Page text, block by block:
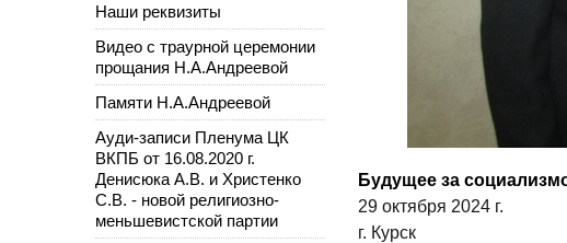
Будущее за
29 октября 2024 г.
г. Курск
Наши реквизиты
Видео с траурной церемонии
прощания Н.А.Андреевой
Памяти Н.А.Андреевой
Ауди-записи Пленума ЦК
ВКПБ от 16.08.2020 г.
Денисюка А.В. и Христенко
С.В. - новой религиозно-
меньшевистской партии